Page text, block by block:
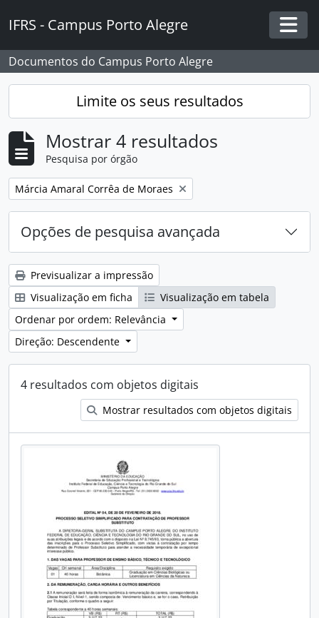
IFRS - Campus Porto Alegre
Documentos do Campus Porto Alegre
Limite os seus resultados
Mostrar 4 resultados
Pesquisa por órgão
Remover filtro:
Márcia Amaral Corrêa de Moraes
Opções de pesquisa avançada
Previsualizar a impressão
Visualização em ficha
Visualização em tabela
Ordenar por ordem: Relevância
Direção: Descendente
4 resultados com objetos digitais
Mostrar resultados com objetos digitais